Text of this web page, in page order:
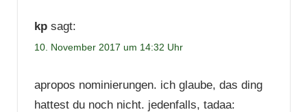
kp sagt:
10. November 2017 um 14:32 Uhr
apropos nominierungen. ich glaube, das ding
hattest du noch nicht. jedenfalls, tadaa: